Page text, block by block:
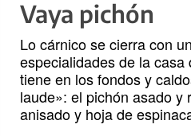
Vaya pichón
Lo cárnico se cierra con
especialidades de la
tiene en los fondos y
laude»: el pichón asado y
anisado y hoja de